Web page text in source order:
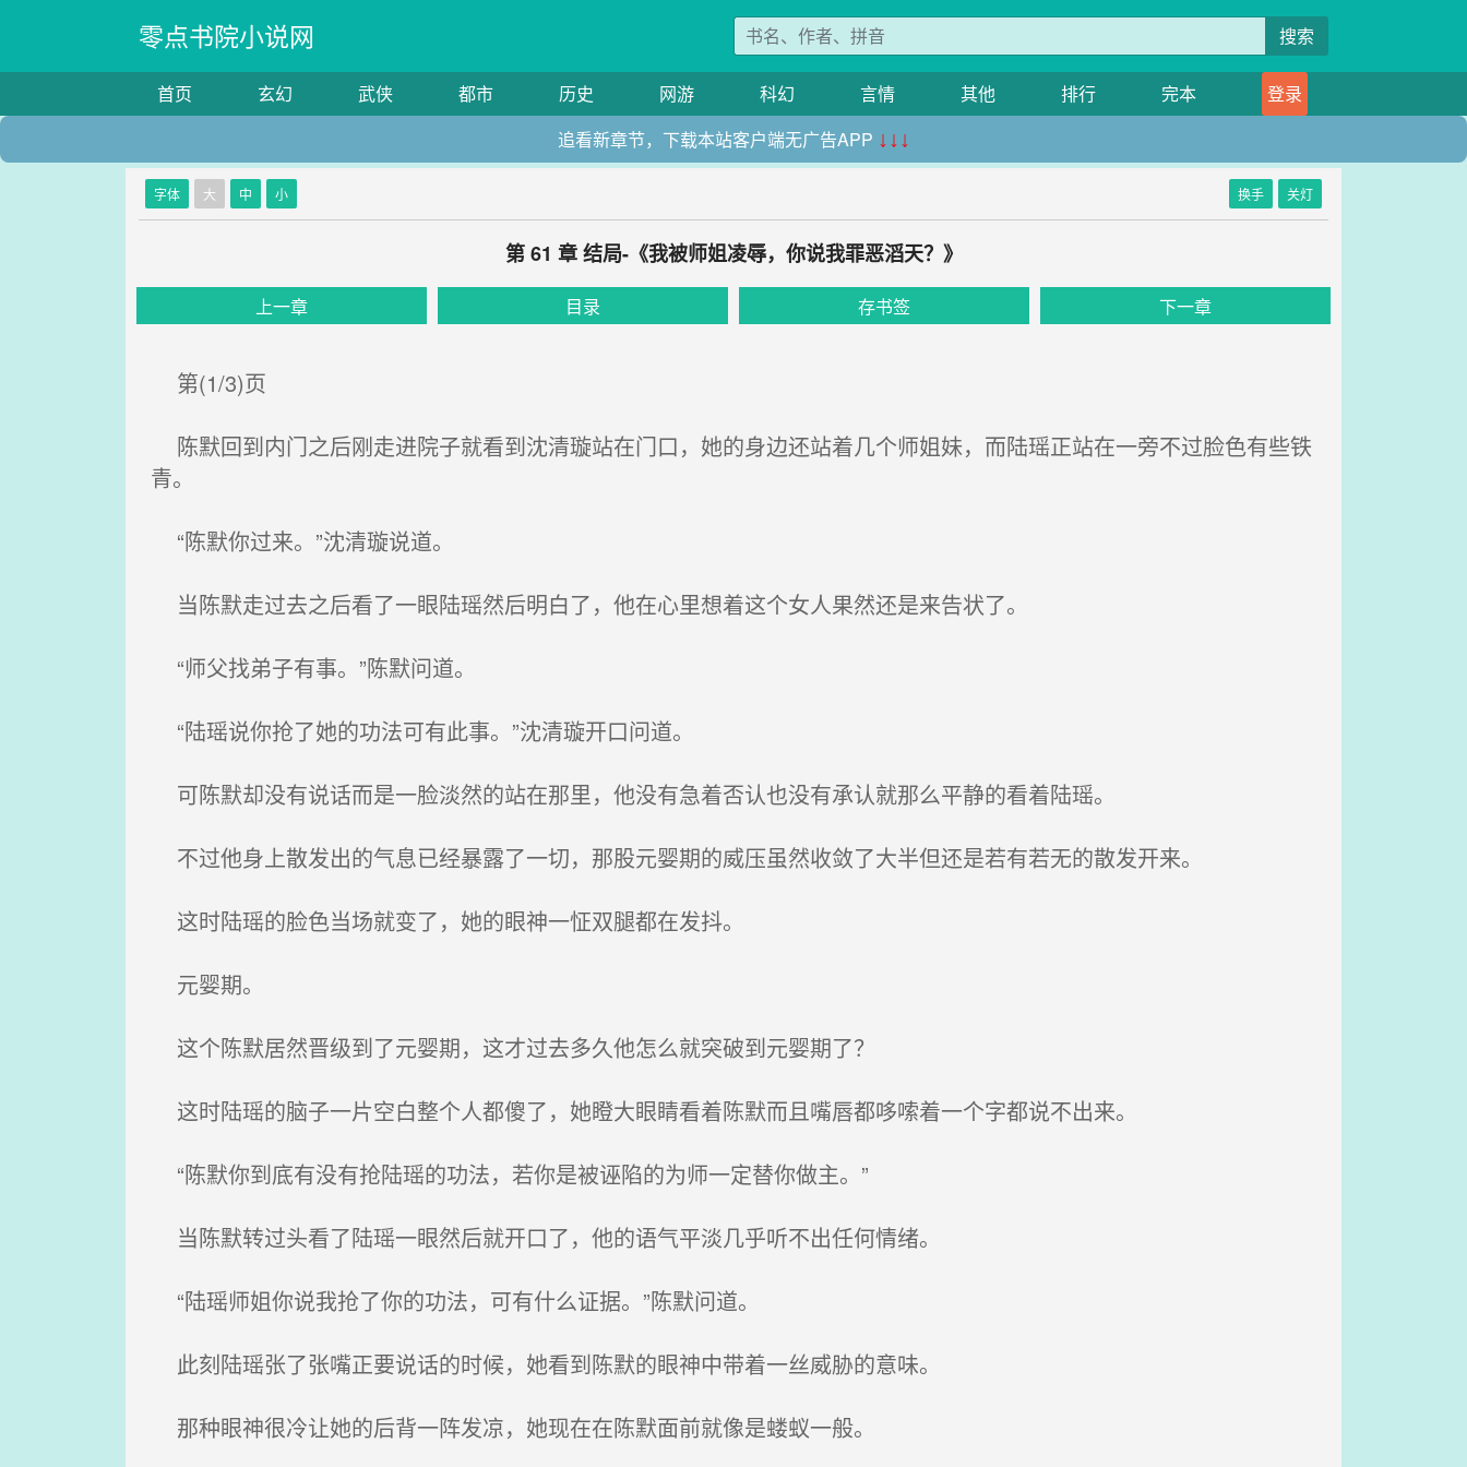
零点书院小说网 搜索
首页 玄幻 武侠 都市 历史 网游 科幻 言情 其他 排行 完本
登录
追看新章节，下载本站客户端无广告APP ↓↓↓
字体 大 中 小 换手 关灯
第 61 章 结局-《我被师姐凌辱，你说我罪恶滔天？》
上一章 目录 存书签 下一章
第(1/3)页
陈默回到内门之后刚走进院子就看到沈清璇站在门口，她的身边还站着几个师姐妹，而陆瑶正站在一旁不过脸色有些铁
青。
“陈默你过来。”沈清璇说道。
当陈默走过去之后看了一眼陆瑶然后明白了，他在心里想着这个女人果然还是来告状了。
“师父找弟子有事。”陈默问道。
“陆瑶说你抢了她的功法可有此事。”沈清璇开口问道。
可陈默却没有说话而是一脸淡然的站在那里，他没有急着否认也没有承认就那么平静的看着陆瑶。
不过他身上散发出的气息已经暴露了一切，那股元婴期的威压虽然收敛了大半但还是若有若无的散发开来。
这时陆瑶的脸色当场就变了，她的眼神一怔双腿都在发抖。
元婴期。
这个陈默居然晋级到了元婴期，这才过去多久他怎么就突破到元婴期了？
这时陆瑶的脑子一片空白整个人都傻了，她瞪大眼睛看着陈默而且嘴唇都哆嗦着一个字都说不出来。
“陈默你到底有没有抢陆瑶的功法，若你是被诬陷的为师一定替你做主。”
当陈默转过头看了陆瑶一眼然后就开口了，他的语气平淡几乎听不出任何情绪。
“陆瑶师姐你说我抢了你的功法，可有什么证据。”陈默问道。
此刻陆瑶张了张嘴正要说话的时候，她看到陈默的眼神中带着一丝威胁的意味。
那种眼神很冷让她的后背一阵发凉，她现在在陈默面前就像是蝼蚁一般。